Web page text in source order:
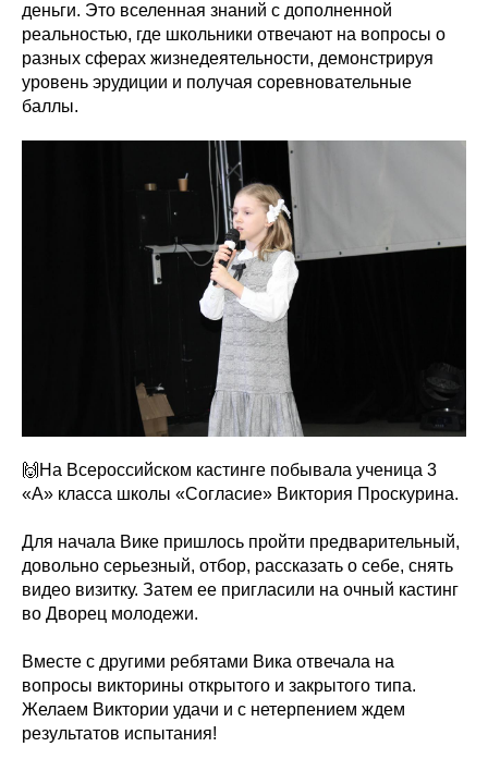
деньги. Это вселенная знаний с дополненной
реальностью, где школьники отвечают на вопросы о
разных сферах жизнедеятельности, демонстрируя
уровень эрудиции и получая соревновательные
баллы.
🙌На Всероссийском кастинге побывала ученица 3
«А» класса школы «Согласие» Виктория Проскурина.
Для начала Вике пришлось пройти предварительный,
довольно серьезный, отбор, рассказать о себе, снять
видео визитку. Затем ее пригласили на очный кастинг
во Дворец молодежи.
Вместе с другими ребятами Вика отвечала на
вопросы викторины открытого и закрытого типа.
Желаем Виктории удачи и с нетерпением ждем
результатов испытания!